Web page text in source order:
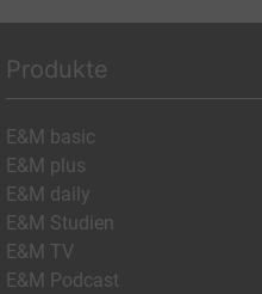
Produkte
E&M basic
E&M plus
E&M daily
E&M Studien
E&M TV
E&M Podcast